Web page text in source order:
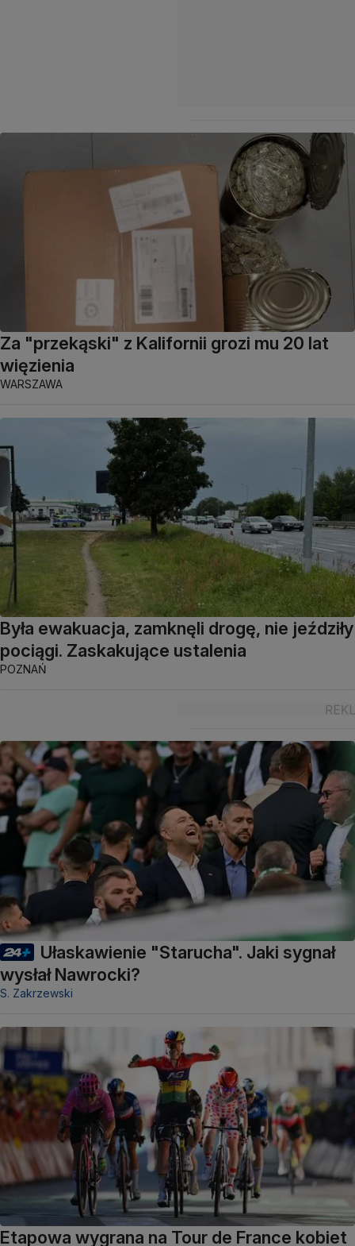
Za "przekąski" z Kalifornii grozi mu 20 lat
więzienia
WARSZAWA
Była ewakuacja, zamknęli drogę, nie jeździły
pociągi. Zaskakujące ustalenia
POZNAŃ
Ułaskawienie "Starucha". Jaki sygnał
wysłał Nawrocki?
S. Zakrzewski
Etapowa wygrana na Tour de France kobiet